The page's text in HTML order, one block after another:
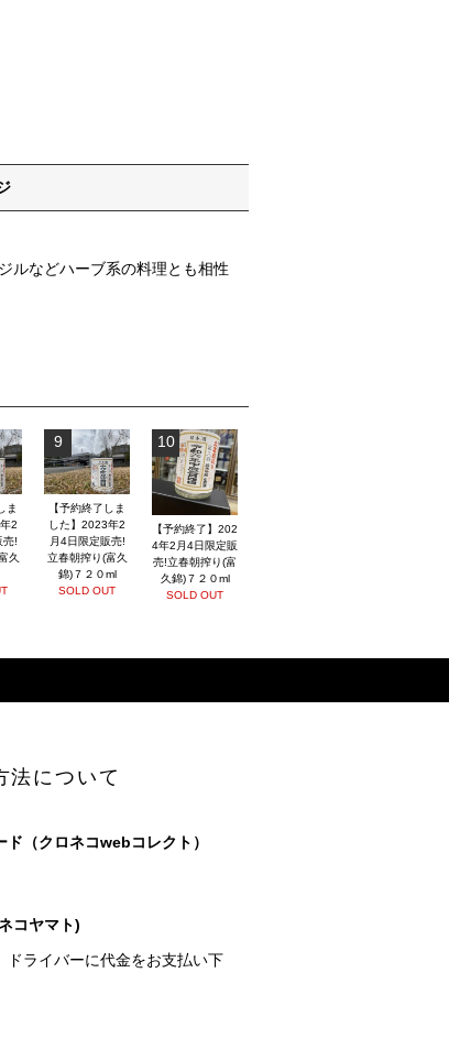
ルなどハーブ系の料理とも相性
ま
2
売!
久
9
【予約終了しま
した】2023年2
月4日限定販売!
立春朝搾り(富久
錦)７２０ml
SOLD OUT
10
【予約終了】202
4年2月4日限定販
売!立春朝搾り(富
久錦)７２０ml
SOLD OUT
法について
ド（クロネコwebコレクト）
コヤマト)
ドライバーに代金をお支払い下